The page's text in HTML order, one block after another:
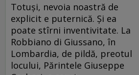
Totuşi, nevoia noastră de
explicit e puternică. Şi ea
poate stîrni inventivitate. La
Robbiano di Giussano, în
Lombardia, de pildă, preotul
locului, Părintele Giuseppe